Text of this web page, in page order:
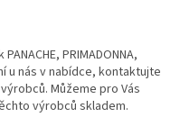
PRIMADONNA,
u nás v nabídce, kontaktujte
Můžeme pro Vás
výrobců skladem.